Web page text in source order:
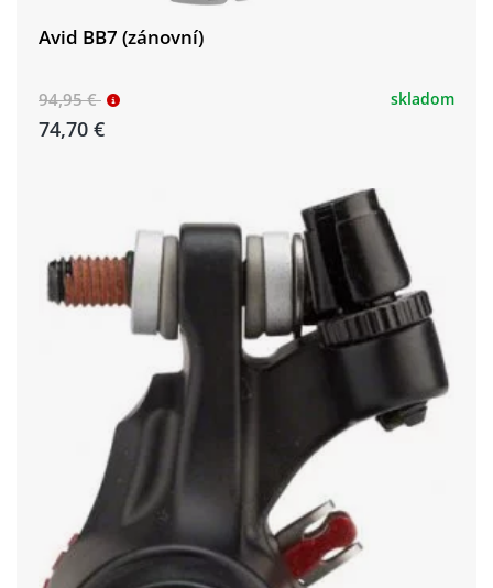
Avid BB7 (zánovní)
94,95 €
74,70 €
skladom